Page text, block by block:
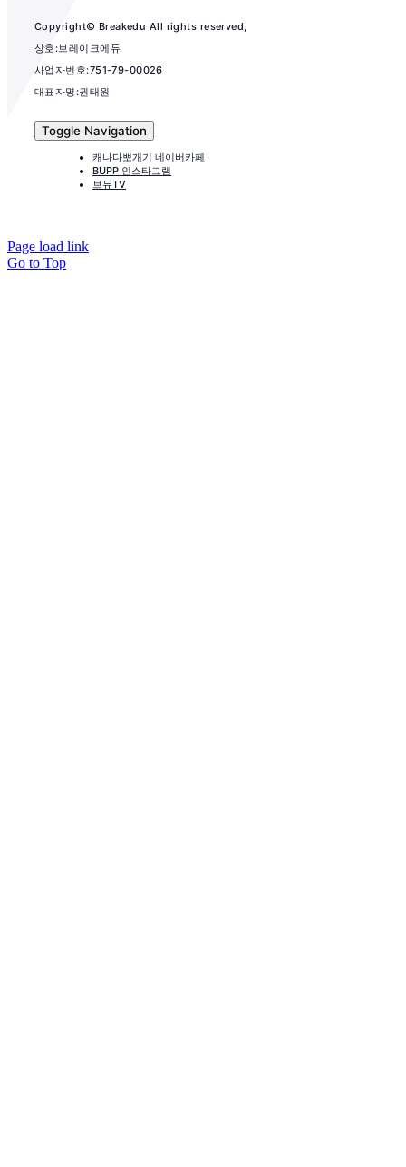
Copyright© Breakedu All rights reserved,
상호:브레이크에듀
사업자번호:751-79-00026
대표자명:권태원
Toggle Navigation
캐나다뽀개기 네이버카페
BUPP 인스타그램
브듀TV
Page load link
Go to Top